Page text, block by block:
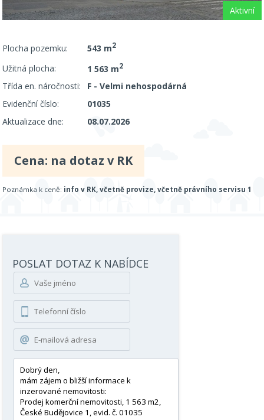
Aktivní
Plocha pozemku: 543 m2
Užitná plocha: 1 563 m2
Třída en. náročnosti:
F - Velmi nehospodárná
Evidenční číslo:
01035
Aktualizace dne:
08.07.2026
Cena: na dotaz v RK
Poznámka k ceně: info v RK, včetně provize, včetně právního servisu 1
POSLAT DOTAZ K NABÍDCE